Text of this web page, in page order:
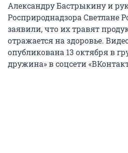
Александру Бастрыкину и
Росприроднадзора Светлане
заявили, что их травят
отражается на здоровье.
опубликована 13 октября в
дружина» в соцсети